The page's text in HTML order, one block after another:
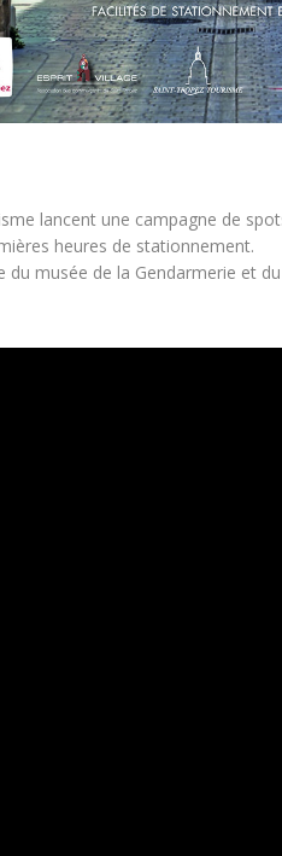
lancent une campagne de
heures de stationnement.
musée de la Gendarmerie et